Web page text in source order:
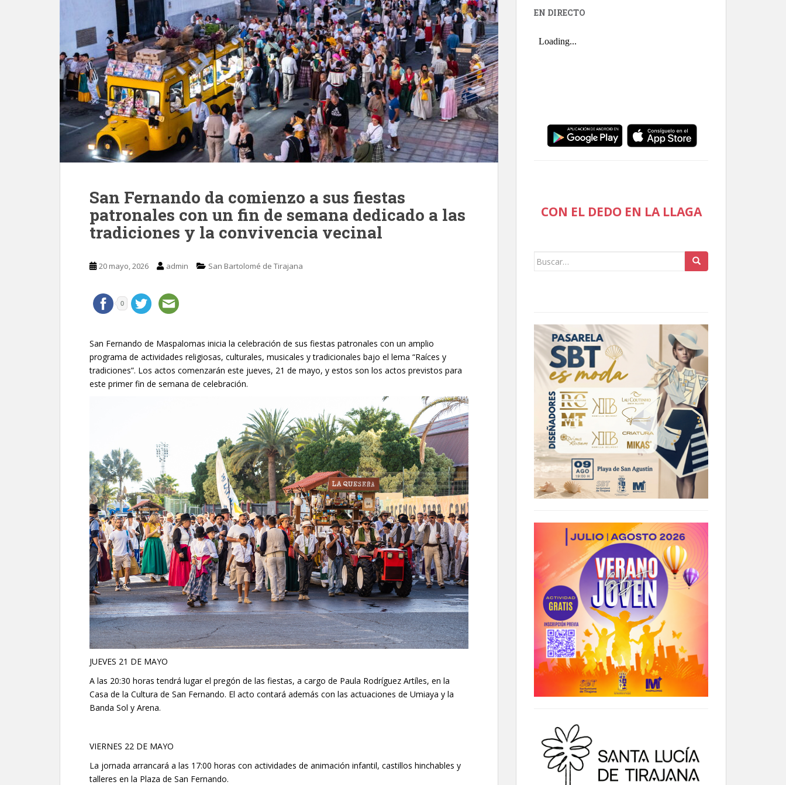
San Fernando da comienzo a sus fiestas
patronales con un fin de semana dedicado a las
tradiciones y la convivencia vecinal
20 mayo, 2026 admin San Bartolomé de Tirajana
0
San Fernando de Maspalomas inicia la celebración de sus fiestas patronales con un amplio
programa de actividades religiosas, culturales, musicales y tradicionales bajo el lema “Raíces y
tradiciones”. Los actos comenzarán este jueves, 21 de mayo, y estos son los actos previstos para
este primer fin de semana de celebración.
JUEVES 21 DE MAYO
A las 20:30 horas tendrá lugar el pregón de las fiestas, a cargo de Paula Rodríguez Artíles, en la
Casa de la Cultura de San Fernando. El acto contará además con las actuaciones de Umiaya y la
Banda Sol y Arena.
VIERNES 22 DE MAYO
La jornada arrancará a las 17:00 horas con actividades de animación infantil, castillos hinchables y
talleres en la Plaza de San Fernando.
EN DIRECTO
CON EL DEDO EN LA LLAGA
Buscar: